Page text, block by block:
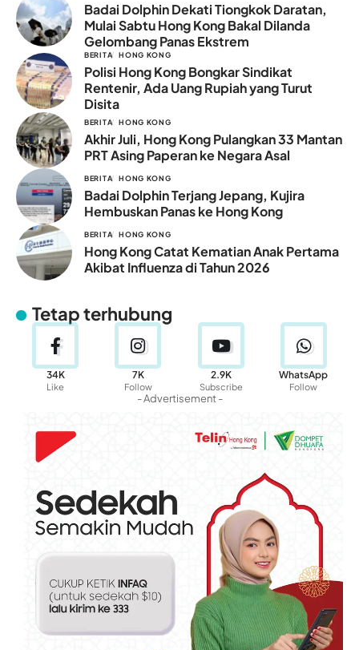
Badai Dolphin Dekati Tiongkok Daratan,
Mulai Sabtu Hong Kong Bakal Dilanda
Gelombang Panas Ekstrem
BERITA HONG KONG
Polisi Hong Kong Bongkar Sindikat
Rentenir, Ada Uang Rupiah yang Turut
Disita
BERITA HONG KONG
Akhir Juli, Hong Kong Pulangkan 33 Mantan
PRT Asing Paperan ke Negara Asal
BERITA HONG KONG
Badai Dolphin Terjang Jepang, Kujira
Hembuskan Panas ke Hong Kong
BERITA HONG KONG
Hong Kong Catat Kematian Anak Pertama
Akibat Influenza di Tahun 2026
Tetap terhubung
34K
Like
7K
Follow
2.9K
Subscribe
WhatsApp
Follow
- Advertisement -